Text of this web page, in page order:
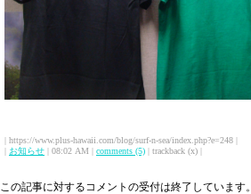
| https://www.plus-hawaii.com/blog/surf-n-sea/index.php?e=248 |
| お知らせ | 08:02 AM | comments (5) | trackback (x) |
この記事に対するコメントの受付は終了しています。